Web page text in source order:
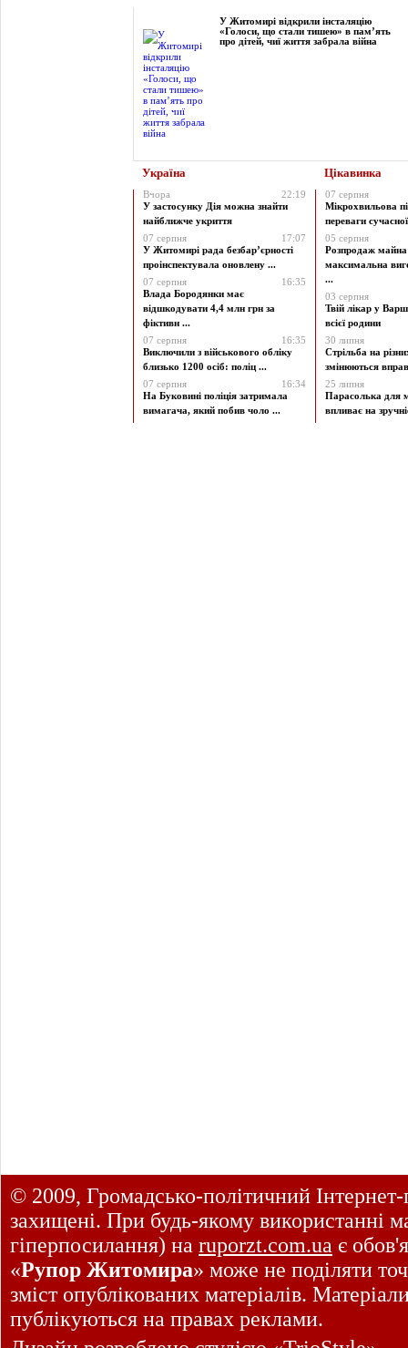
У Житомирі відкрили інсталяцію
«Голоси, що стали тишею» в пам’ять
про дітей, чиї життя забрала війна
Україна Цікавинка
Вчора
22:19
У застосунку Дія можна знайти
найближче укриття
07 серпня
17:07
У Житомирі рада безбар’єрності
проінспектувала оновлену ...
07 серпня
16:35
Влада Бородянки має
відшкодувати 4,4 млн грн за
фіктивн ...
07 серпня
16:35
Виключили з військового обліку
близько 1200 осіб: поліц ...
07 серпня
16:34
На Буковині поліція затримала
вимагача, який побив чоло ...
07 серпня
Мікрохвильова
переваги
05 серпня
Розпродаж майна
максимальна
...
03 серпня
Твій лікар у
всієї родини
30 липня
Стрільба на
змінюються
25 липня
Парасолька для
впливає на
© 2009, Громадсько-політичний
захищені. При будь-якому використанні
гіперпосилання) на ruporzt.com.ua є
«Рупор Житомира» може не поділяти
зміст опублікованих матеріалів.
публікуються на правах реклами.